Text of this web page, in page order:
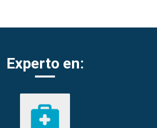
Experto en: